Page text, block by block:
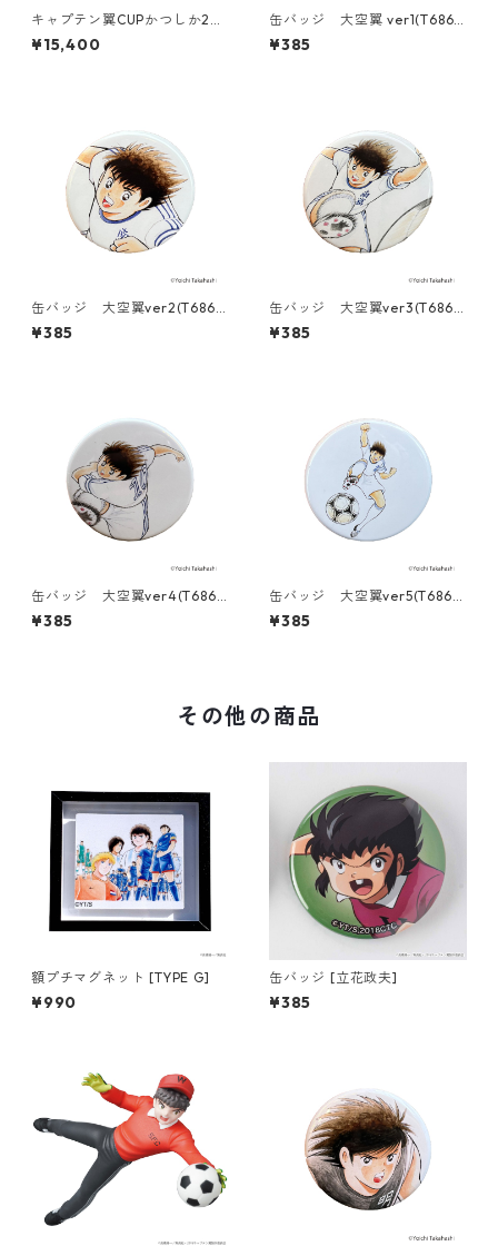
キャプテン翼CUPかつしか20
26 ＜明和FC ゴールキーパー
＞（G621-944）
¥15,400
缶バッジ 大空翼 ver1(T686-
045)
¥385
缶バッジ 大空翼ver2(T686-
045)
¥385
缶バッジ 大空翼ver3(T686-
045)
¥385
缶バッジ 大空翼ver4(T686-
045)
¥385
缶バッジ 大空翼ver5(T686-
045)
¥385
その他の商品
額プチマグネット [TYPE G]
¥990
缶バッジ [立花政夫]
¥385